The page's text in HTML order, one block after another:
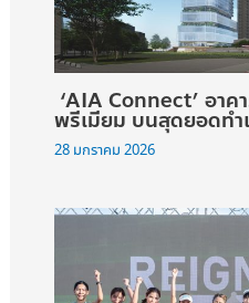
‘AIA Connect’ อาค
พรีเมียม บนสุดยอดทำ
28 มกราคม 2026